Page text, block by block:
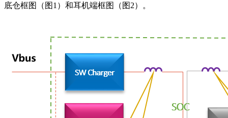
底仓框图（图1）和耳机端框图（图2）。